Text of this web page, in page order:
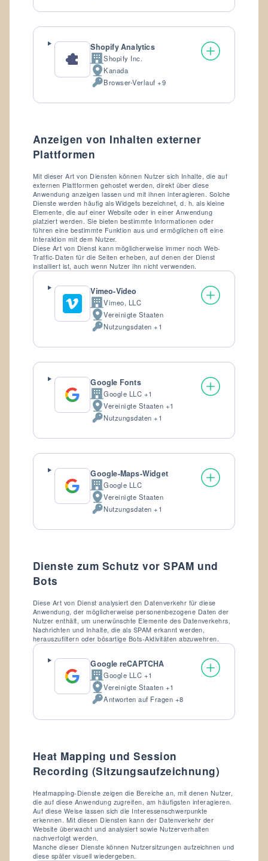
Daten:
Shopify Analytics
Firma:Shopify Inc.
Verarbeitungsort:
Kanada
Verarbeitete
Daten:
Browser-Verlauf +9
Anzeigen von Inhalten externer
Plattformen
Mit dieser Art von Diensten können Nutzer sich Inhalte, die auf
externen Plattformen gehostet werden, direkt über diese
Anwendung anzeigen lassen und mit ihnen interagieren. Solche
Dienste werden häufig als Widgets bezeichnet, d. h. als kleine
Elemente, die auf einer Website oder in einer Anwendung
platziert werden. Sie bieten bestimmte Informationen oder
führen eine bestimmte Funktion aus und ermöglichen oft eine
Interaktion mit dem Nutzer.
Diese Art von Dienst kann möglicherweise immer noch Web-
Traffic-Daten für die Seiten erheben, auf denen der Dienst
installiert ist, auch wenn Nutzer ihn nicht verwenden.
Vimeo-Video
Firma:Vimeo, LLC
Verarbeitungsort:
Vereinigte Staaten
Verarbeitete
Daten:
Nutzungsdaten +1
Google Fonts
Firma:Google LLC +1
Verarbeitungsort:
Vereinigte Staaten +1
Verarbeitete
Daten:
Nutzungsdaten +1
Google-Maps-Widget
Firma:Google LLC
Verarbeitungsort:
Vereinigte Staaten
Verarbeitete
Daten:
Nutzungsdaten +1
Dienste zum Schutz vor SPAM und
Bots
Diese Art von Dienst analysiert den Datenverkehr für diese
Anwendung, der möglicherweise personenbezogene Daten der
Nutzer enthält, um unerwünschte Elemente des Datenverkehrs,
Nachrichten und Inhalte, die als SPAM erkannt werden,
herauszufiltern oder bösartige Bots-Aktivitäten abzuwehren.
Google reCAPTCHA
Firma:Google LLC +1
Verarbeitungsort:
Vereinigte Staaten +1
Verarbeitete
Daten:
Antworten auf Fragen +8
Heat Mapping und Session
Recording (Sitzungsaufzeichnung)
Heatmapping-Dienste zeigen die Bereiche an, mit denen Nutzer,
die auf diese Anwendung zugreifen, am häufigsten interagieren.
Auf diese Weise lassen sich die Interessenschwerpunkte
erkennen. Mit diesen Diensten kann der Datenverkehr der
Website überwacht und analysiert sowie Nutzerverhalten
nachverfolgt werden.
Manche dieser Dienste können Nutzersitzungen aufzeichnen und
diese später visuell wiedergeben.